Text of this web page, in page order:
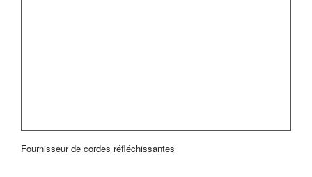
Fournisseur de cordes réfléchissantes